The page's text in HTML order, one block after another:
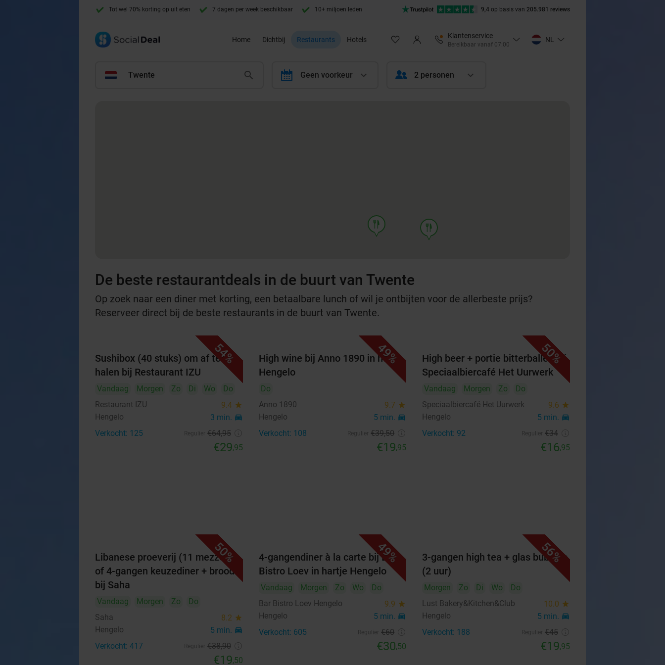
Tot wel 70% korting op uit eten 7 dagen per week beschikbaar 10+ miljoen leden 9,4 op basis van 205.981 reviews
Home Dichtbij Restaurants Hotels
Klantenservice
Bereikbaar vanaf 07:00
NL
Twente calendar Geen voorkeur 2 personen
food food
De beste restaurantdeals in de buurt van Twente
Op zoek naar een diner met korting, een betaalbare lunch of wil je ontbijten voor de allerbeste prijs?
Reserveer direct bij de beste restaurants in de buurt van Twente.
54%
Sushibox (40 stuks) om af te
halen bij Restaurant IZU
Vandaag Morgen Zo Di Wo
Do
Restaurant IZU
9.4 star
Hengelo 3 min. directions_car
Verkocht: 125 €64,95
€29,95
49%
High wine bij Anno 1890 in hartje
Hengelo
Do
Anno 1890
9.7 star
Hengelo 5 min. directions_car
Verkocht: 108 €39,50
€19,95
50%
High beer + portie bitterballen bij
Speciaalbiercafé Het Uurwerk
Vandaag Morgen Zo
Do
Speciaalbiercafé Het Uurwerk
9.6 star
Hengelo 5 min. directions_car
Verkocht: 92 €34
€16,95
50%
Libanese proeverij (11 mezzes)
of 4-gangen keuzediner + brood
bij Saha
Vandaag Morgen Zo
Do
Saha
8.2 star
Hengelo 5 min. directions_car
Verkocht: 417 €38,90
€19,50
49%
4-gangendiner à la carte bij Bar
Bistro Loev in hartje Hengelo
Vandaag Morgen Zo Wo
Do
Bar Bistro Loev Hengelo
9.9 star
Hengelo 5 min. directions_car
Verkocht: 605 €60
€30,50
56%
3-gangen high tea + glas bubbels
(2 uur)
Morgen Zo Di Wo
Do
Lust Bakery&Kitchen&Club
10.0 star
Hengelo 5 min. directions_car
Verkocht: 188 €45
€19,95